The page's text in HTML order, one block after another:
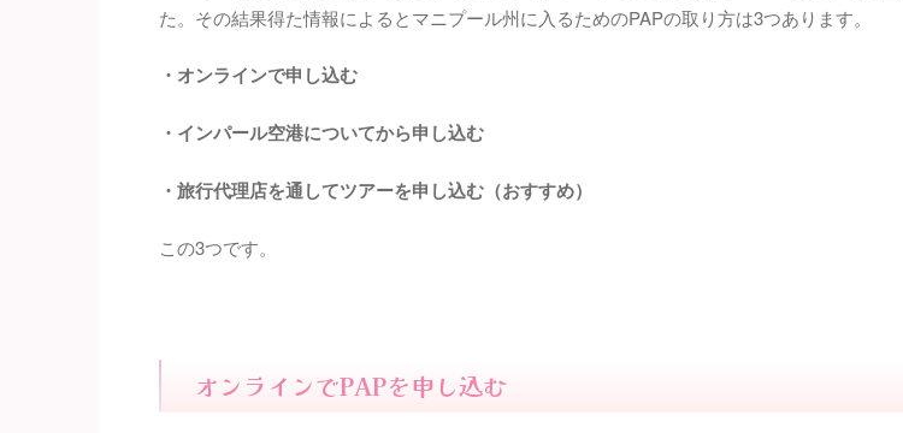
た。その結果得た情報によるとマニプール州に入るためのPAPの取り方は3つあります。
・オンラインで申し込む
・インパール空港についてから申し込む
・旅行代理店を通してツアーを申し込む（おすすめ）
この3つです。
オンラインでPAPを申し込む